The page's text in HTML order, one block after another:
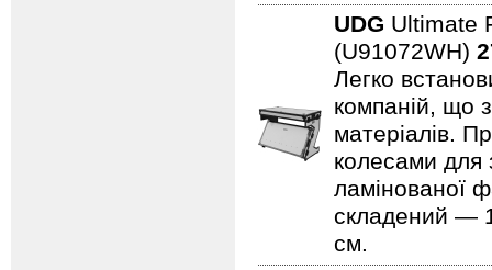
UDG Ultimate
(U91072WH)
Легко
компаній, що
матеріалів.
колесами для
ламінованої
складений —
см.